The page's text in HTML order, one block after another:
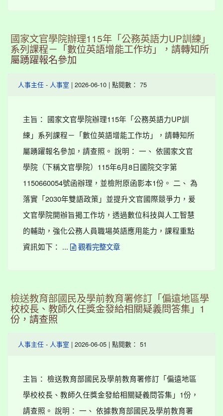
國家文官學院辦理115年「公務英語力UP訓練」
系列課程－「數位英語增能工作坊」，請轉知所
屬踴躍報名參加
人事主任 - 人事室 | 2026-06-10 | 點閱數： 75
主旨： 國家文官學院辦理115年「公務英語力UP訓
練」系列課程－「數位英語增能工作坊」，請轉知所
屬踴躍報名參加，請查照。 說明： 一、 依國家文官
學院（下稱文官學院）115年6月8日國院交字第
1150660054號函辦理，並檢附原函影本1份。 二、 為
落實「2030年雙語政策」並提升文官國際競爭力，爰
文官學院開辦旨揭工作坊，透過數位科技與人工智慧
的輔助，強化公務人員職場英語應用能力，課程重點
資訊如下： ...
觀看完整文章
檢送教育部國民及學前教育署修訂「偏遠地區學
校校長、教師久任獎金發給相關疑義問答集」1
份，請查照
人事主任 - 人事室 | 2026-06-05 | 點閱數： 51
主旨： 檢送教育部國民及學前教育署修訂「偏遠地區
學校校長、教師久任獎金發給相關疑義問答集」1份，
請查照。 說明： 一、 依據教育部國民及學前教育署